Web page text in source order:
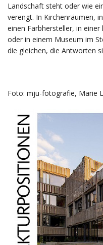
Landschaft steht oder wie
verengt. In Kirchenräumen,
einen Farbhersteller, in
oder in einem Museum im
die gleichen, die Antworten
Foto: mju-fotografie, Marie